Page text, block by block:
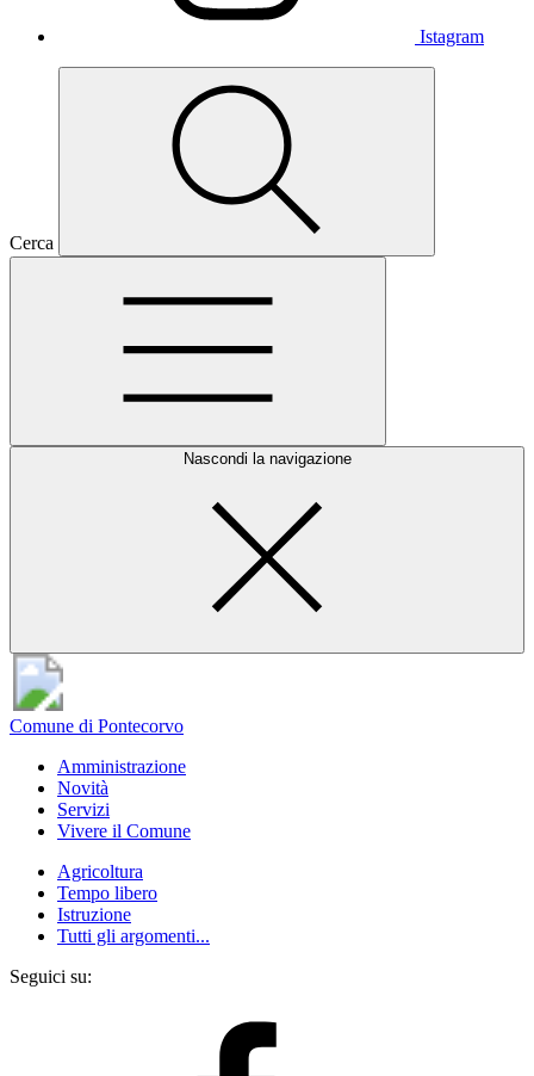
Istagram
Cerca
Nascondi la navigazione
Comune di Pontecorvo
Amministrazione
Novità
Servizi
Vivere il Comune
Agricoltura
Tempo libero
Istruzione
Tutti gli argomenti...
Seguici su: